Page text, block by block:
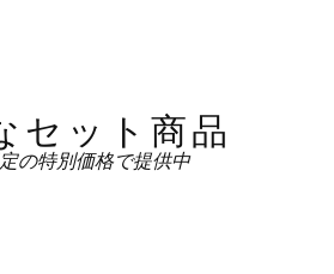
セット商品
の特別価格で提供中